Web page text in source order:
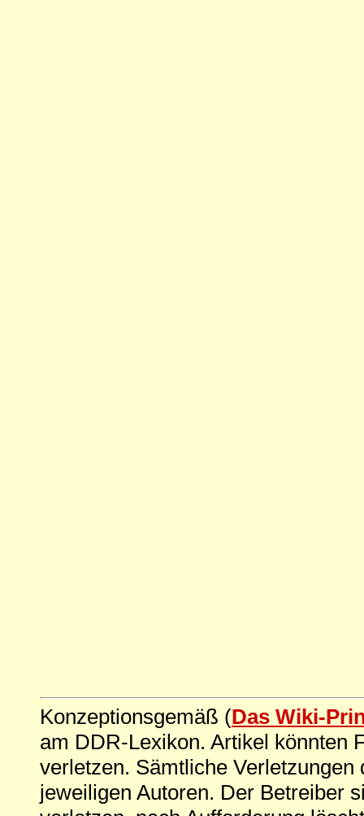
Konzeptionsgemäß (Das Wiki-
am DDR-Lexikon. Artikel könnten
verletzen. Sämtliche
jeweiligen Autoren. Der Betreiber